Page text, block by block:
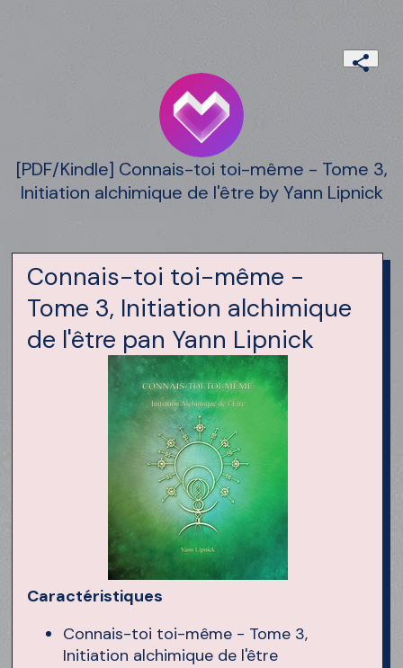
[PDF/Kindle] Connais-toi toi-même - Tome 3,
Initiation alchimique de l'être by Yann Lipnick
Connais-toi toi-même -
Tome 3, Initiation alchimique
de l'être pan Yann Lipnick
Caractéristiques
Connais-toi toi-même - Tome 3,
Initiation alchimique de l'être